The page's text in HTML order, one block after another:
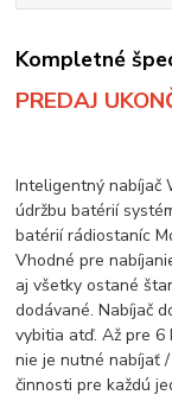
Kompletné
PREDAJ
Inteligentný nabíjač
údržbu batérií
batérií rádiostaníc
Vhodné pre
aj všetky ostané
dodávané. Nabíjač
vybitia atď. Až pre 6
nie je nutné nabíjať
činnosti pre každú